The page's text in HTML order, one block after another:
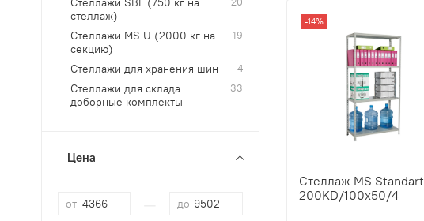
-14%
Стеллаж MS Standart
200KD/100x50/4
стеллаж)
Стеллажи MS U (2000 кг на
секцию)
19
Стеллажи для хранения шин 4
Стеллажи для склада
доборные комплекты
33
Цена
от до